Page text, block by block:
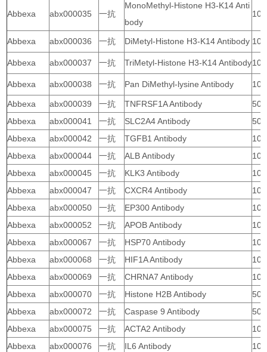
Abbexa abx000035 一抗
MonoMethyl-Histone H3-K14 Anti
body
10
Abbexa abx000036 一抗 DiMetyl-Histone H3-K14 Antibody 10
Abbexa abx000037 一抗 TriMetyl-Histone H3-K14 Antibody10
Abbexa abx000038 一抗 Pan DiMethyl-lysine Antibody 10
Abbexa abx000039 一抗 TNFRSF1A Antibody
50
Abbexa
abx000041 一抗 SLC2A4 Antibody
50
Abbexa
abx000042 一抗 TGFB1 Antibody
Abbexa
abx000044 一抗 ALB Antibody
10
Abbexa
abx000045 一抗 KLK3 Antibody
Abbexa
abx000047 一抗 CXCR4 Antibody
10
Abbexa
abx000050 一抗 EP300 Antibody
Abbexa
abx000052 一抗 APOB Antibody
Abbexa
abx000067 一抗 HSP70 Antibody
10
Abbexa
abx000068 一抗 HIF1A Antibody
Abbexa
abx000069 一抗 CHRNA7 Antibody
10
Abbexa
abx000070 一抗 Histone H2B Antibody
50
Abbexa
abx000072 一抗 Caspase 9 Antibody
50
Abbexa
abx000075 一抗 ACTA2 Antibody
Abbexa
abx000076 一抗 IL6 Antibody